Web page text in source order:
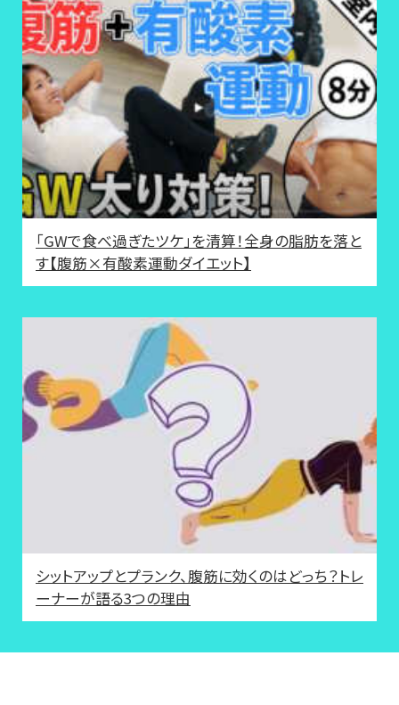
「GWで食べ過ぎたツケ」を清算！全身の脂肪を落と
す【腹筋×有酸素運動ダイエット】
シットアップとプランク、腹筋に効くのはどっち？トレ
ーナーが語る3つの理由